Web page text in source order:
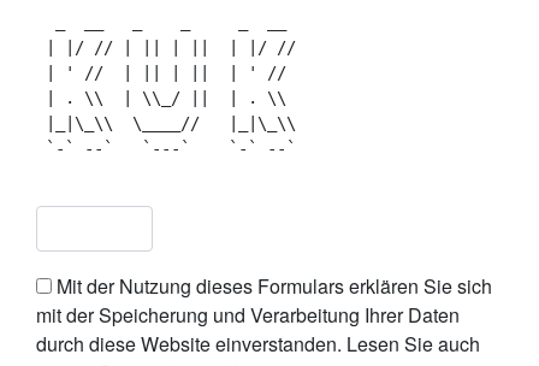
| |/ // | || | ||  | |/ //
| ' //  | || | ||  | ' //
| . \\  | \\_/ ||  | . \\
|_|\_\\  \____//   |_|\_\\
`-` --`   `---`    `-` --`
Mit der Nutzung dieses Formulars erklären Sie sich
mit der Speicherung und Verarbeitung Ihrer Daten
durch diese Website einverstanden. Lesen Sie auch